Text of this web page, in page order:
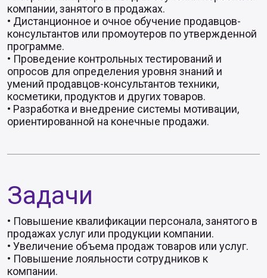
компании, занятого в продажах.
• Дистанционное и очное обучение продавцов-
консультантов или промоутеров по утвержденной
программе.
• Проведение контрольных тестирований и
опросов для определения уровня знаний и
умений продавцов-консультантов техники,
косметики, продуктов и других товаров.
• Разработка и внедрение системы мотивации,
ориентированной на конечные продажи.
Задачи
• Повышение квалификации персонала, занятого в
продажах услуг или продукции компании.
• Увеличение объема продаж товаров или услуг.
• Повышение лояльности сотрудников к
компании.